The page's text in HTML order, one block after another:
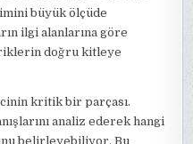
büyük ölçüde
ilgi alanlarına göre
doğru kitleye
kritik bir parçası.
analiz ederek hangi
belirleyebiliyor. Bu